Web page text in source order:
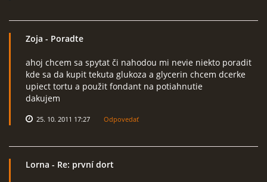
Zoja - Poradte
ahoj chcem sa spytat či nahodou mi nevie niekto poradit
kde sa da kupit tekuta glukoza a glycerin chcem dcerke
upiect tortu a použit fondant na potiahnutie
dakujem
25. 10. 2011 17:27 Odpovedať
Lorna - Re: první dort